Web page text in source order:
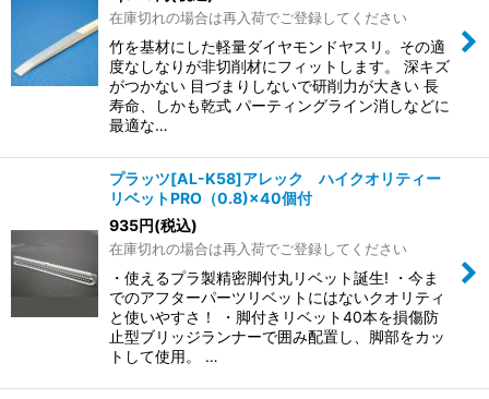
在庫切れの場合は再入荷でご登録してください
竹を基材にした軽量ダイヤモンドヤスリ。その適
度なしなりが非切削材にフィットします。 深キズ
がつかない 目づまりしないで研削力が大きい 長
寿命、しかも乾式 パーティングライン消しなどに
最適な…
プラッツ[AL-K58]アレック ハイクオリティー
リベットPRO（0.8)×40個付
935円(税込)
在庫切れの場合は再入荷でご登録してください
・使えるプラ製精密脚付丸リベット誕生! ・今ま
でのアフターパーツリベットにはないクオリティ
と使いやすさ！ ・脚付きリベット40本を損傷防
止型ブリッジランナーで囲み配置し、脚部をカッ
トして使用。 …